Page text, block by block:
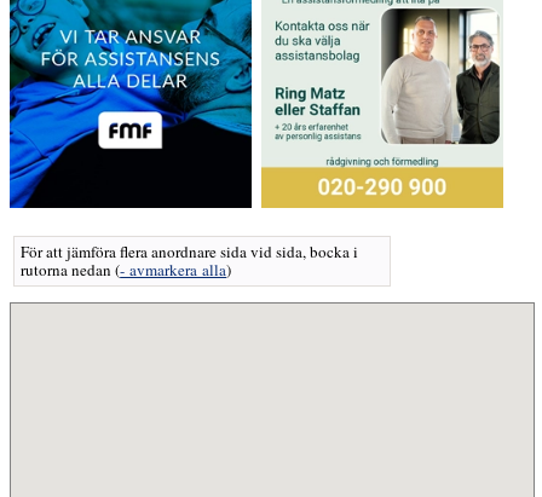
För att jämföra flera anordnare sida vid sida, bocka i
rutorna nedan(- avmarkera alla)